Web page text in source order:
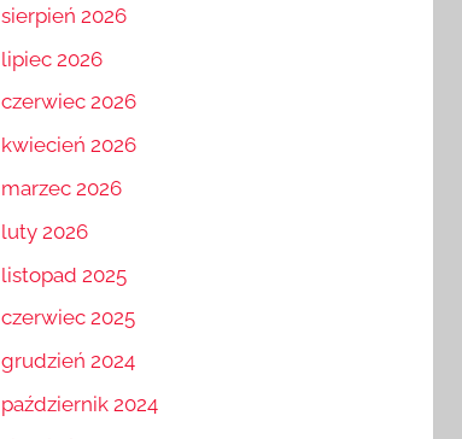
sierpień 2026
lipiec 2026
czerwiec 2026
kwiecień 2026
marzec 2026
luty 2026
listopad 2025
czerwiec 2025
grudzień 2024
październik 2024